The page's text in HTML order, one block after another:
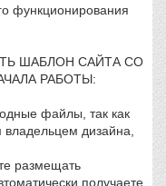
функционирования
ШАБЛОН САЙТА СО
РАБОТЫ:
файлы, так как
дизайна,
размещать
получаете